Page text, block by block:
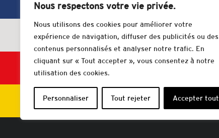
Nous respectons votre vie privée.
Nous utilisons des cookies pour améliorer votre
expérience de navigation, diffuser des publicités ou des
contenus personnalisés et analyser notre trafic. En
cliquant sur « Tout accepter », vous consentez à notre
utilisation des cookies.
Personnaliser Tout rejeter Accepter tout